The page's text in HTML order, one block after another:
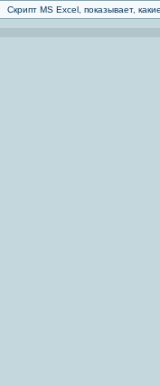
Скрипт MS Excel, показывает,